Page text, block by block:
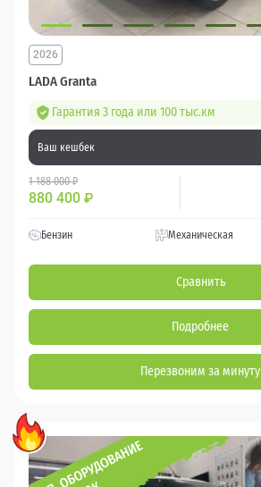
LADA Granta
2026
Гарантия 3 года или 100 тыс.км
Ваш кешбек
1 188 000 ₽
880 400 ₽
Бензин Механическая
Сравнить
Подробнее
Перезвоним за минуту